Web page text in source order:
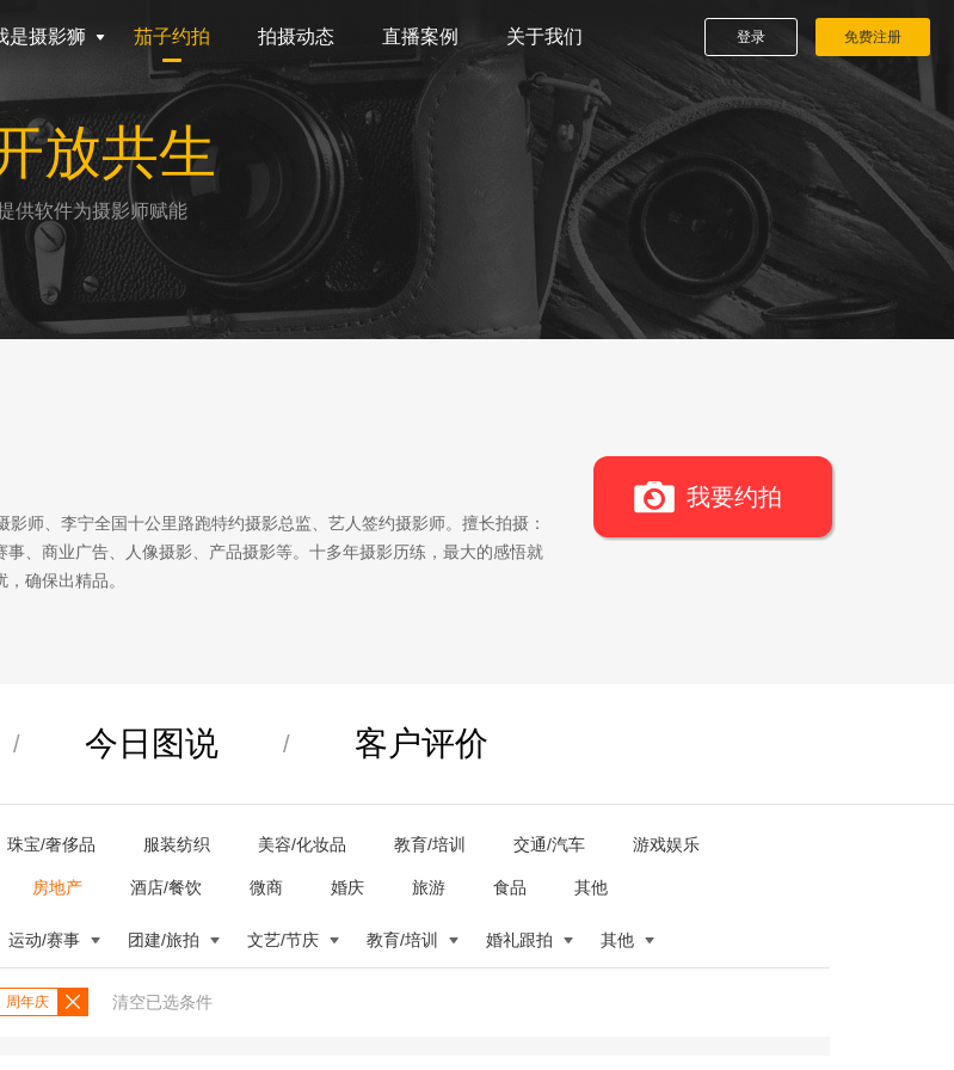
是摄影狮 茄子约拍 拍摄动态 直播案例 关于我们 登录 免费注册
放共生
供软件为摄影师赋能
师、李宁全国十公里路跑特约摄影总监、艺人签约摄影师。擅长拍摄：
、商业广告、人像摄影、产品摄影等。十多年摄影历练，最大的感悟就
确保出精品。
我要约拍
/ 今日图说 / 客户评价
珠宝/奢侈品 服装纺织 美容/化妆品 教育/培训 交通/汽车 游戏娱乐
房地产 酒店/餐饮 微商 婚庆 旅游 食品 其他
运动/赛事 团建/旅拍 文艺/节庆 教育/培训 婚礼跟拍 其他
周年庆 清空已选条件